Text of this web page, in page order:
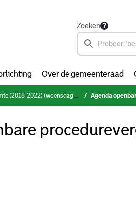
Zoeken
Over de gemeenteraad
(woensdag 1 september 2021) Agenda